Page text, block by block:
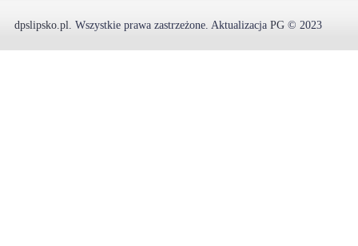
dpslipsko.pl. Wszystkie prawa zastrzeżone. Aktualizacja PG © 2023